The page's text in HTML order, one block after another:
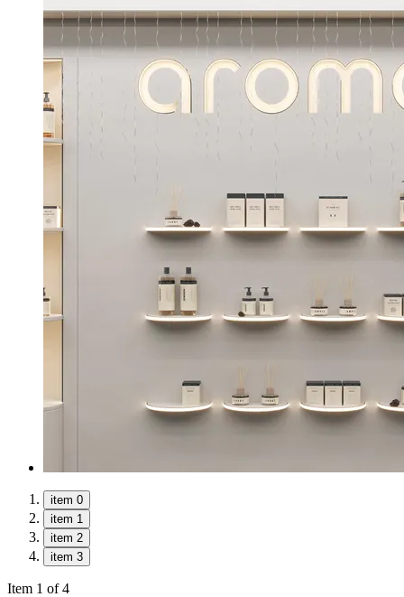
item 0
item 1
item 2
item 3
Item 1 of 4